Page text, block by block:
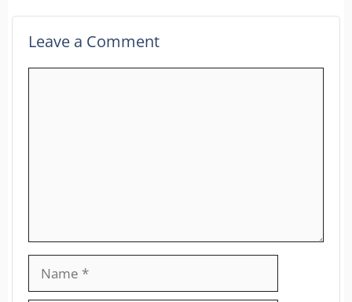
Leave a Comment